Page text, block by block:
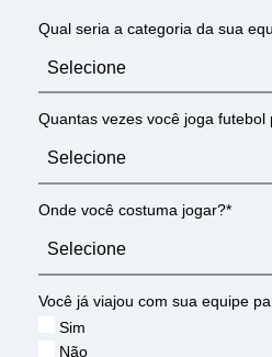
Qual seria a categoria da sua
Quantas vezes você joga futebol
Onde você costuma jogar?*
Você já viajou com sua equipe
Sim
Não